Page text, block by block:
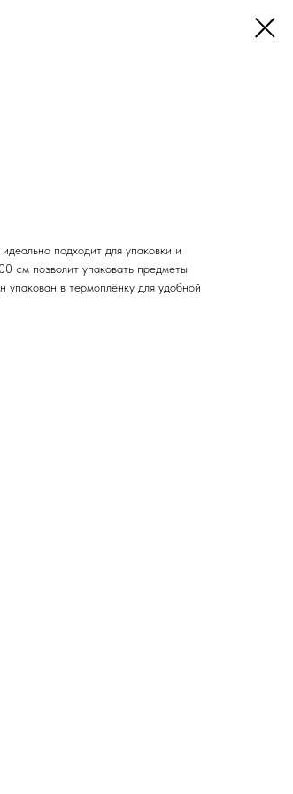
подходит для упаковки и
см позволит упаковать предметы
в термоплёнку для удобной